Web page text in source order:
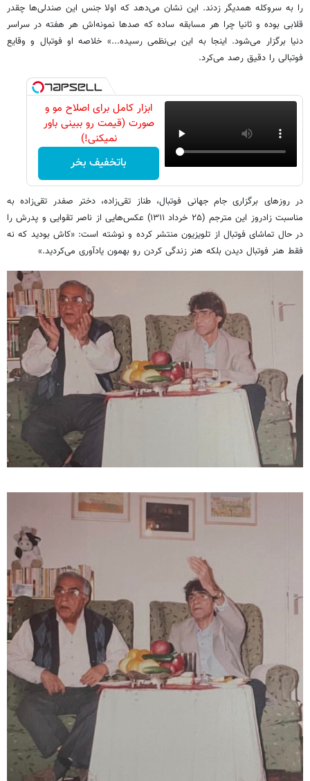
را به سروکله همدیگر زدند. این نشان می‌دهد که اولا جنس این صندلی‌ها چقدر
قلابی بوده و ثانیا چرا هر مسابقه ساده که صدها نمونه‌اش هر هفته در سراسر
دنیا برگزار می‌شود. اینجا به این بی‌نظمی رسیده...» خلاصه او فوتبال و وقایع
فوتبالی را دقیق رصد می‌کرد.
ابزار کامل برای اصلاح مو و
صورت (قیمت رو ببینی باور
نمیکنی!)
باتخفیف بخر
در روزهای برگزاری جام جهانی فوتبال، طناز تقی‌زاده، دختر صفدر تقی‌زاده به
مناسبت زادروز این مترجم (۲۵ خرداد ۱۳۱۱) عکس‌هایی از ناصر تقوایی و پدرش را
در حال تماشای فوتبال از تلویزیون منتشر کرده و نوشته است: «کاش بودید که نه
فقط هنر فوتبال دیدن بلکه هنر زندگی کردن رو بهمون یادآوری می‌کردید.»